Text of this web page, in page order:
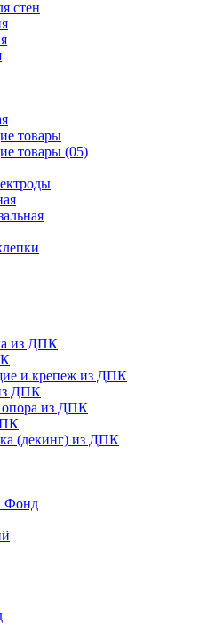
стен
товары
товары (05)
из ДПК
и крепеж из ДПК
ДПК
опора из ДПК
(декинг) из ДПК
Фонд